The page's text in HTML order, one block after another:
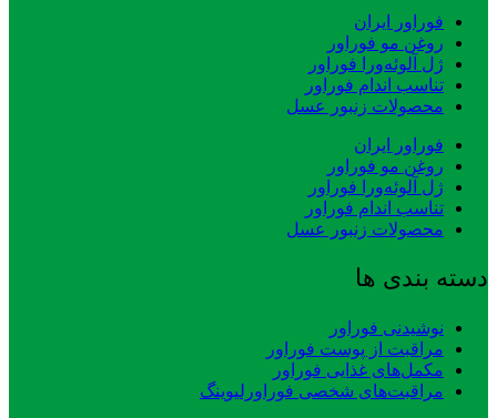
فوراور ایران
روغن مو فوراور
ژل آلوئه‌ورا فوراور
تناسب اندام فوراور
محصولات زنبور عسل
فوراور ایران
روغن مو فوراور
ژل آلوئه‌ورا فوراور
تناسب اندام فوراور
محصولات زنبور عسل
دسته بندی ها
نوشیدنی فوراور
مراقبت از پوست فوراور
مکمل‌های غذایی فوراور
مراقبت‌های شخصی فوراورلیوینگ